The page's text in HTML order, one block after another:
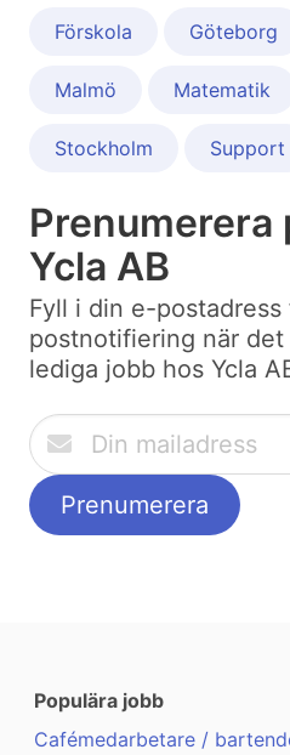
Förskola Göteborg
Malmö Matematik
Stockholm Support
Prenumerera
Ycla AB
Fyll i din e-
postnotifiering när
lediga jobb hos Ycla
Populära jobb
Cafémedarbetare /